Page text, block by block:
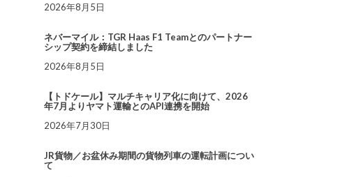
2026年8月5日
ネバーマイル：TGR Haas F1 Teamとのパートナー
シップ契約を締結しました
2026年8月5日
【トドケール】マルチキャリア化に向けて、2026
年7月よりヤマト運輸とのAPI連携を開始
2026年7月30日
JR貨物／お盆休み期間の貨物列車の運転計画につい
て